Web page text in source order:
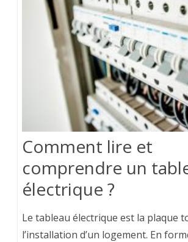
Comment lire et
comprendre un
électrique ?
Le tableau électrique est la plaque
l’installation d’un logement. En